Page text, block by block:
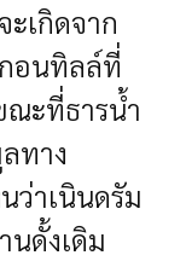
เกิดจาก
อนทิลล์ที่
ะที่ธารน้ำ
ทาง
ว่าเนินดรัม
ดั้งเดิม